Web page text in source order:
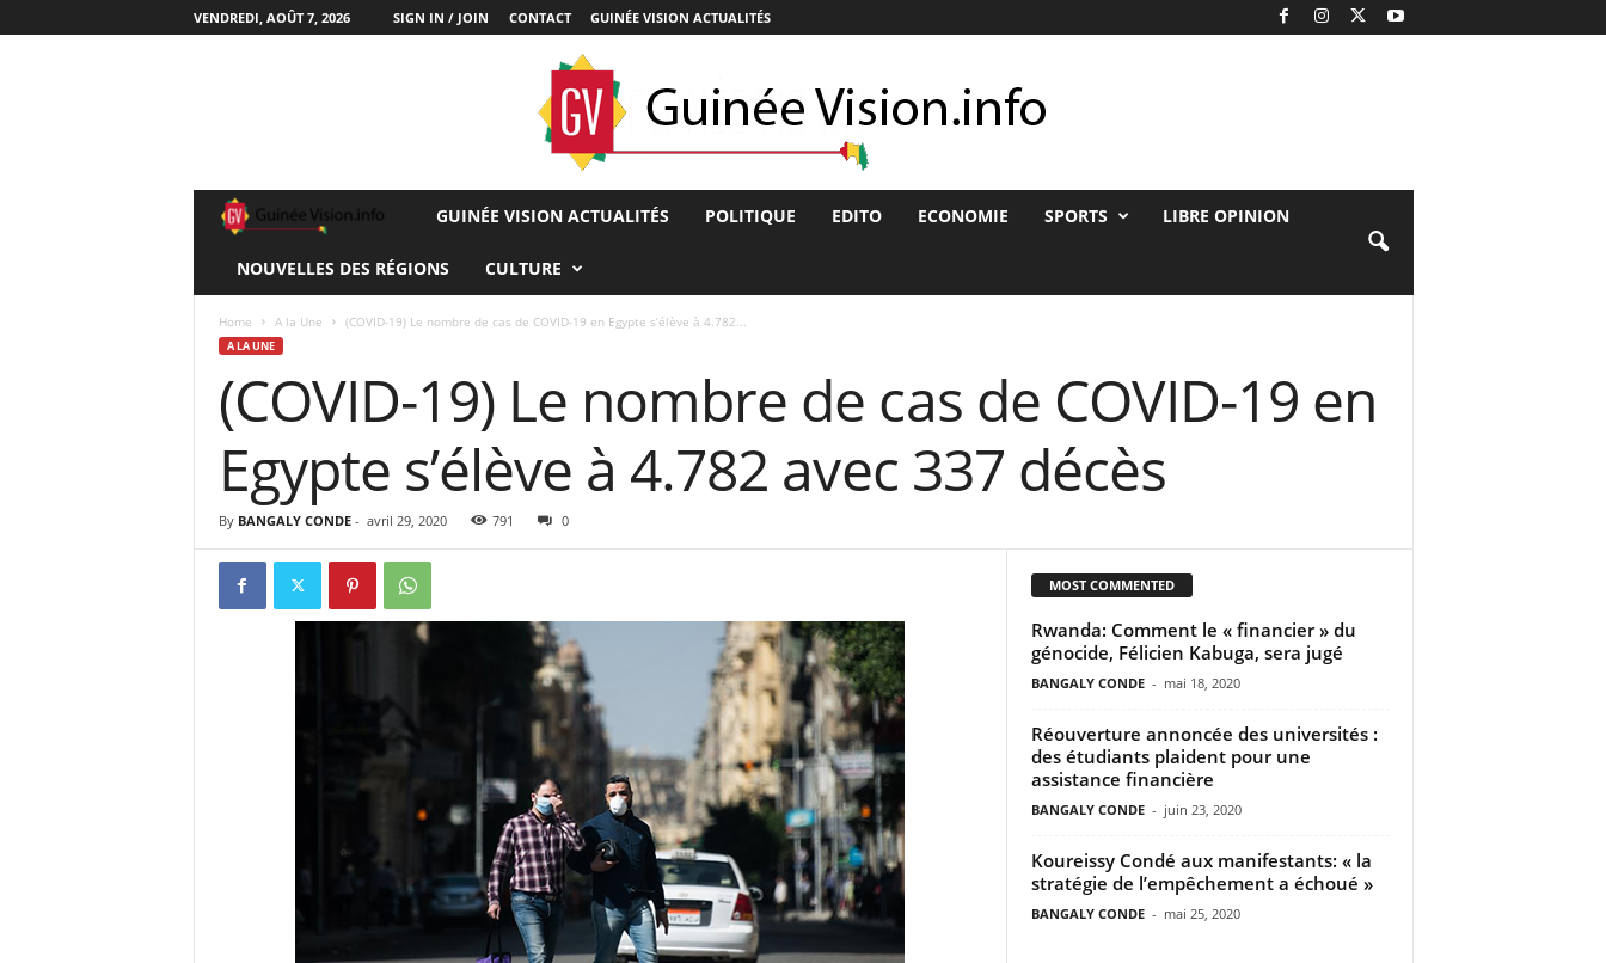
VENDREDI, AOÛT 7, 2026 SIGN IN / JOIN CONTACT GUINÉE VISION ACTUALITÉS
U
I
E
V
I
S
GUINÉE VISION ACTUALITÉS POLITIQUE EDITO ECONOMIE SPORTS LIBRE OPINION
NOUVELLES DES RÉGIONS CULTURE
Home A la Une (COVID-19) Le nombre de cas de COVID-19 en Egypte s’élève à 4.782...
A LA UNE
(COVID-19) Le nombre de cas de COVID-19 en
Egypte s’élève à 4.782 avec 337 décès
By BANGALY CONDE- avril 29, 2020 791 0
MOST COMMENTED
Rwanda: Comment le « financier » du
génocide, Félicien Kabuga, sera jugé
BANGALY CONDE - mai 18, 2020
Réouverture annoncée des universités :
des étudiants plaident pour une
assistance financière
BANGALY CONDE - juin 23, 2020
Koureissy Condé aux manifestants: « la
stratégie de l’empêchement a échoué »
BANGALY CONDE - mai 25, 2020